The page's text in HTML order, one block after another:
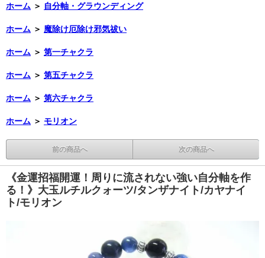
ホーム ＞ 自分軸・グラウンディング
ホーム ＞ 魔除け厄除け邪気祓い
ホーム ＞ 第一チャクラ
ホーム ＞ 第五チャクラ
ホーム ＞ 第六チャクラ
ホーム ＞ モリオン
前の商品へ 次の商品へ
《金運招福開運！周りに流されない強い自分軸を作
る！》大玉ルチルクォーツ/タンザナイト/カヤナイ
ト/モリオン